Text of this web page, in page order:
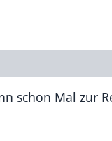
schon Mal zur